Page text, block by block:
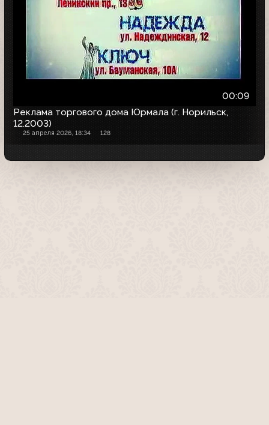
00:09
Реклама торгового дома Юрмала (г. Норильск,
12.2003)
25 апреля 2026, 18:34 128